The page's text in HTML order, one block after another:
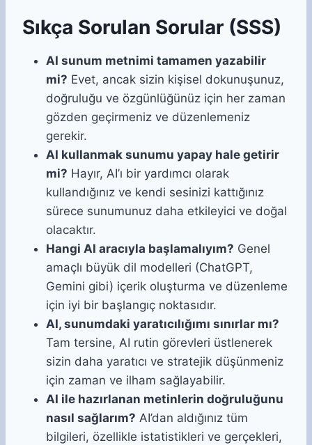
Sıkça Sorulan Sorular (SSS)
AI sunum metnimi tamamen yazabilir
mi? Evet, ancak sizin kişisel dokunuşunuz,
doğruluğu ve özgünlüğünüz için her zaman
gözden geçirmeniz ve düzenlemeniz
gerekir.
AI kullanmak sunumu yapay hale getirir
mi? Hayır, AI’ı bir yardımcı olarak
kullandığınız ve kendi sesinizi kattığınız
sürece sunumunuz daha etkileyici ve doğal
olacaktır.
Hangi AI aracıyla başlamalıyım? Genel
amaçlı büyük dil modelleri (ChatGPT,
Gemini gibi) içerik oluşturma ve düzenleme
için iyi bir başlangıç noktasıdır.
AI, sunumdaki yaratıcılığımı sınırlar mı?
Tam tersine, AI rutin görevleri üstlenerek
sizin daha yaratıcı ve stratejik düşünmeniz
için zaman ve ilham sağlayabilir.
AI ile hazırlanan metinlerin doğruluğunu
nasıl sağlarım? AI’dan aldığınız tüm
bilgileri, özellikle istatistikleri ve gerçekleri,